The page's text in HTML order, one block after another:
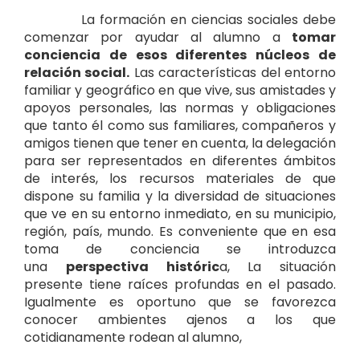
La formación en ciencias sociales debe
comenzar por ayudar al alumno a tomar
conciencia de esos diferentes núcleos de
relación social. Las características del entorno
familiar y geográfico en que vive, sus amistades y
apoyos personales, las normas y obligaciones
que tanto él como sus familiares, compañeros y
amigos tienen que tener en cuenta, la delegación
para ser representados en diferentes ámbitos
de interés, los recursos materiales de que
dispone su familia y la diversidad de situaciones
que ve en su entorno inmediato, en su municipio,
región, país, mundo. Es conveniente que en esa
toma de conciencia se introduzca
una perspectiva histórica, La situación
presente tiene raíces profundas en el pasado.
Igualmente es oportuno que se favorezca
conocer ambientes ajenos a los que
cotidianamente rodean al alumno,